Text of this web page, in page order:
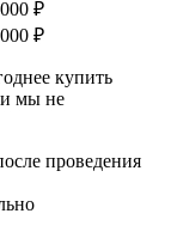
₽
₽
купить
мы не
проведения